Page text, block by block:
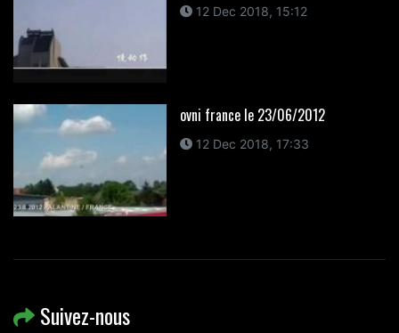
12 Dec 2018, 15:12
ovni france le 23/06/2012
12 Dec 2018, 17:33
Suivez-nous